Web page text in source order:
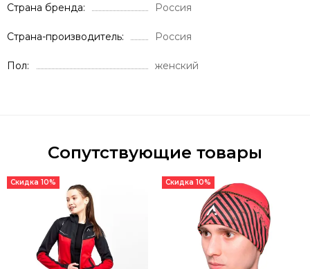
Страна бренда Россия
Страна-производитель Россия
Пол женский
Сопутствующие товары
Скидка 10% Скидка 10%